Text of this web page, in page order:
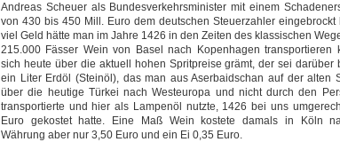
Andreas Scheuer als Bundesverkehrsminister mit einem
von 430 bis 450 Mill. Euro dem deutschen Steuerzahler eingebrockt
viel Geld hätte man im Jahre 1426 in den Zeiten des klassischen
215.000 Fässer Wein von Basel nach Kopenhagen transportieren
sich heute über die aktuell hohen Spritpreise grämt, der sei darüber
ein Liter Erdöl (Steinöl), das man aus Aserbaidschan auf der alten
über die heutige Türkei nach Westeuropa und nicht durch den
transportierte und hier als Lampenöl nutzte, 1426 bei uns
Euro gekostet hatte. Eine Maß Wein kostete damals in Köln
Währung aber nur 3,50 Euro und ein Ei 0,35 Euro.